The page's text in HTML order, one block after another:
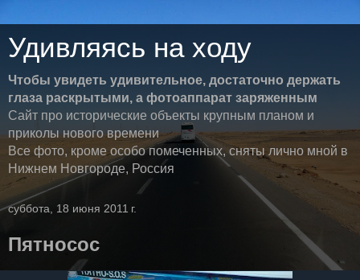
Удивляясь на ходу
Чтобы увидеть удивительное, достаточно держать
глаза раскрытыми, а фотоаппарат заряженным
Сайт про исторические объекты крупным планом и
приколы нового времени
Все фото, кроме особо помеченных, сняты лично мной в
Нижнем Новгороде, Россия
суббота, 18 июня 2011 г.
Пятносос